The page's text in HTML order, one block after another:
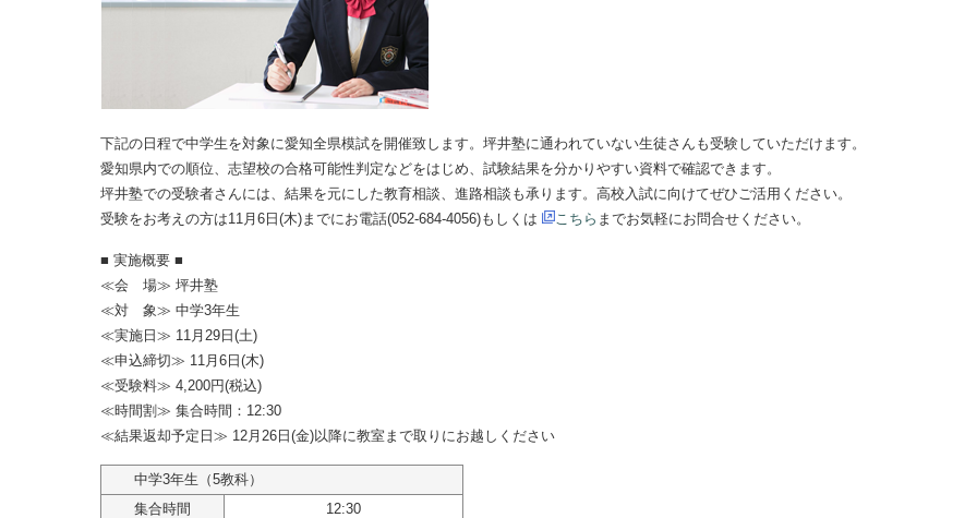
下記の日程で中学生を対象に愛知全県模試を開催致します。坪井塾に通われていない生徒さんも受験していただけます。
愛知県内での順位、志望校の合格可能性判定などをはじめ、試験結果を分かりやすい資料で確認できます。
坪井塾での受験者さんには、結果を元にした教育相談、進路相談も承ります。高校入試に向けてぜひご活用ください。
受験をお考えの方は11月6日(木)までにお電話(052-684-4056)もしくは
こちら までお気軽にお問合せください。
■ 実施概要 ■
≪会 場≫ 坪井塾
≪対 象≫ 中学3年生
≪実施日≫ 11月29日(土)
≪申込締切≫ 11月6日(木)
≪受験料≫ 4,200円(税込)
≪時間割≫ 集合時間：12:30
≪結果返却予定日≫ 12月26日(金)以降に教室まで取りにお越しください
中学3年生（5教科）
集合時間
12:30